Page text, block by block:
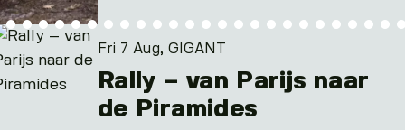
Fri. 7 Aug 2026
Sat. 8 Aug 2026
Mon. 10 Aug 2026
Fri. 14 Aug 2026
Sat. 15 Aug 2026
Fri 7 Aug, GIGANT
Rally – van Parijs naar
de Piramides